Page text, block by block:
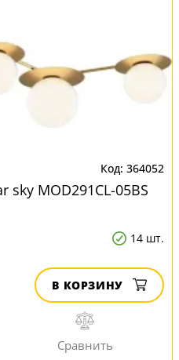
364052
sky MOD291CL-05BS
14 шт.
В КОРЗИНУ